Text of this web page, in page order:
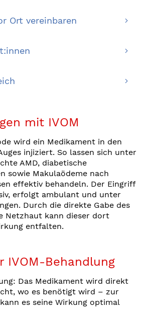
Ort vereinbaren
mit IVOM
wird ein Medikament in den
injiziert. So lassen sich unter
AMD, diabetische
sowie Makulaödeme nach
effektiv behandeln. Der Eingriff
erfolgt ambulant und unter
Durch die direkte Gabe des
Netzhaut kann dieser dort
entfalten.
IVOM-Behandlung
Das Medikament wird direkt
wo es benötigt wird – zur
es seine Wirkung optimal